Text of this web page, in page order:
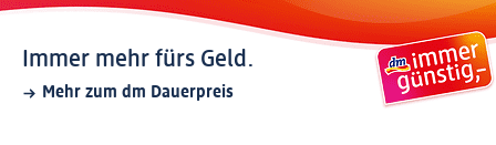
Immer mehr fürs Geld.
Mehr zum dm Dauerpreis